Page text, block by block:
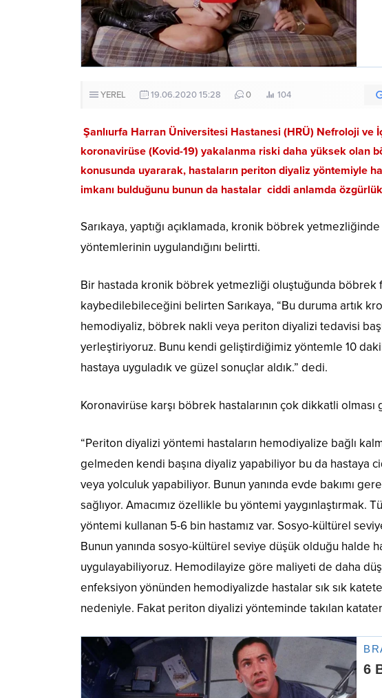
YEREL 19.06.2020 15:28 0 104
Şanlıurfa Harran Üniversitesi Hastanesi (HRÜ) Nefroloji ve
koronavirüse (Kovid-19) yakalanma riski daha yüksek olan
konusunda uyararak, hastaların periton diyaliz yöntemiyle
imkanı bulduğunu bunun da hastalar ciddi anlamda özgürlük
Sarıkaya, yaptığı açıklamada, kronik böbrek
yöntemlerinin uygulandığını belirtti.
Bir hastada kronik böbrek yetmezliği oluştuğunda böbrek
kaybedilebileceğini belirten Sarıkaya, “Bu duruma artık
hemodiyaliz, böbrek nakli veya periton diyalizi tedavisi
yerleştiriyoruz. Bunu kendi geliştirdiğimiz yöntemle 10
hastaya uyguladık ve güzel sonuçlar aldık.” dedi.
Koronavirüse karşı böbrek hastalarının çok dikkatli
“Periton diyalizi yöntemi hastaların hemodiyalize bağlı
gelmeden kendi başına diyaliz yapabiliyor bu da hastaya
veya yolculuk yapabiliyor. Bunun yanında evde bakımı
sağlıyor. Amacımız özellikle bu yöntemi yaygınlaştırmak.
yöntemi kullanan 5-6 bin hastamız var. Sosyo-kültürel
Bunun yanında sosyo-kültürel seviye düşük olduğu halde
uygulayabiliyoruz. Hemodilayize göre maliyeti de daha
enfeksiyon yönünden hemodiyalizde hastalar sık sık
nedeniyle. Fakat periton diyalizi yönteminde takılan